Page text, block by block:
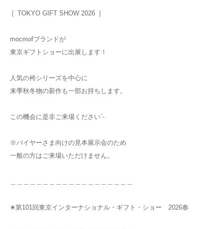
⁡❲ TOKYO GIFT SHOW 2026 ❳
⁡mocmofブランドが
東京ギフトショーに出展します！
人気の袴シリーズを中心に
来季秋冬物の新作も一部お持ちします。
この機会に是非ご来場ください´-
※バイヤーさま向けの見本展示会のため
一般の方はご来場いただけません。
✬第101回東京インターナショナル・ギフト・ショー 2026春